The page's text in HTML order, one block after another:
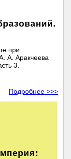
при
А. Аракчеева
3.
Подробнее >>>